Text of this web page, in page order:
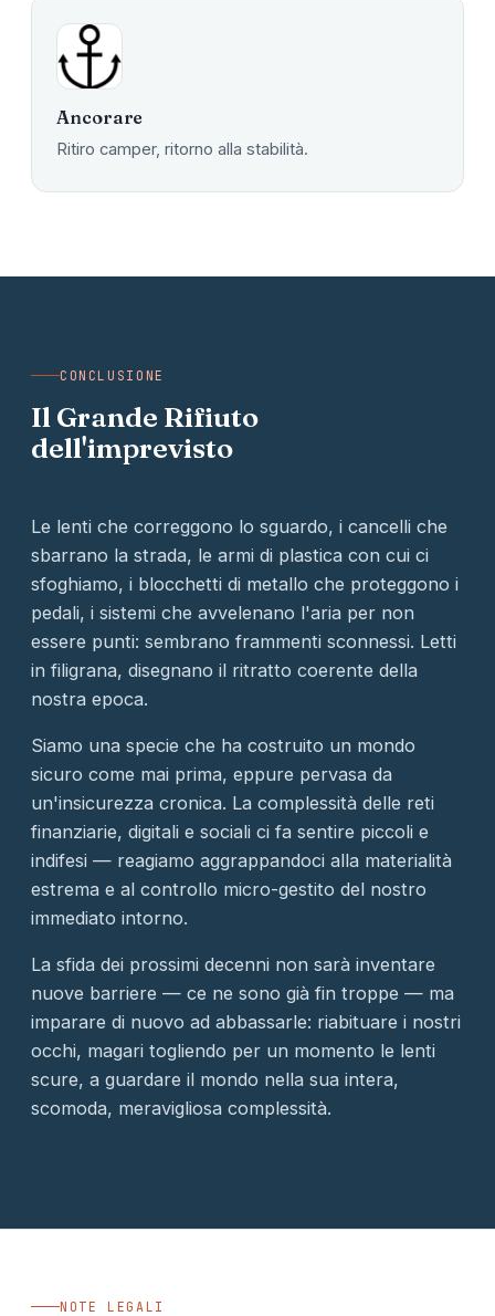
Ancorare
Ritiro camper, ritorno alla stabilità.
CONCLUSIONE
Il Grande Rifiuto
dell'imprevisto
Le lenti che correggono lo sguardo, i cancelli che
sbarrano la strada, le armi di plastica con cui ci
sfoghiamo, i blocchetti di metallo che proteggono i
pedali, i sistemi che avvelenano l'aria per non
essere punti: sembrano frammenti sconnessi. Letti
in filigrana, disegnano il ritratto coerente della
nostra epoca.
Siamo una specie che ha costruito un mondo
sicuro come mai prima, eppure pervasa da
un'insicurezza cronica. La complessità delle reti
finanziarie, digitali e sociali ci fa sentire piccoli e
indifesi — reagiamo aggrappandoci alla materialità
estrema e al controllo micro-gestito del nostro
immediato intorno.
La sfida dei prossimi decenni non sarà inventare
nuove barriere — ce ne sono già fin troppe — ma
imparare di nuovo ad abbassarle: riabituare i nostri
occhi, magari togliendo per un momento le lenti
scure, a guardare il mondo nella sua intera,
scomoda, meravigliosa complessità.
NOTE LEGALI